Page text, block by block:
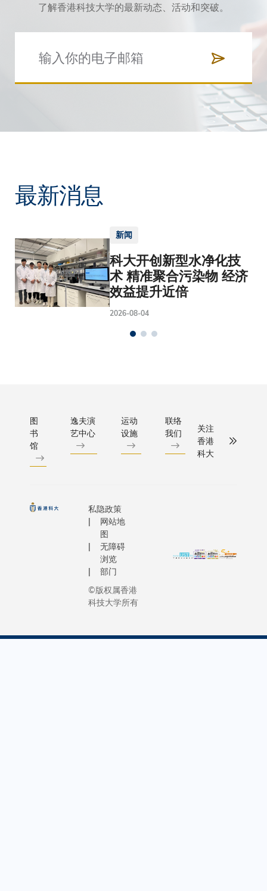
了解香港科技大学的最新动态、活动和突破。
最新消息
新闻
科大开创新型水净化技
术 精准聚合污染物 经济
效益提升近倍
2026-08-04
图
书
馆
逸夫演
艺中心
运动
设施
联络
我们
关注
香港
科大
私隐政策
网站地
图
无障碍
浏览
部门
©版权属香港
科技大学所有